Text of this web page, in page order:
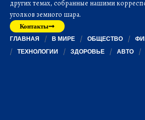
других темах, собранные нашими
уголков земного шара.
Контакты
ГЛАВНАЯ В МИРЕ ОБЩЕСТВО
ТЕХНОЛОГИИ
ЗДОРОВЬЕ АВТО